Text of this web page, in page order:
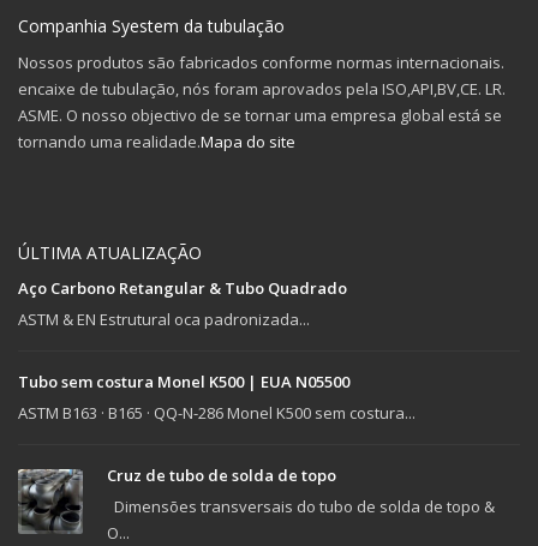
Companhia Syestem da tubulação
Nossos produtos são fabricados conforme normas internacionais.
encaixe de tubulação, nós foram aprovados pela ISO,API,BV,CE. LR.
ASME. O nosso objectivo de se tornar uma empresa global está se
tornando uma realidade.Mapa do site
ÚLTIMA ATUALIZAÇÃO
Aço Carbono Retangular & Tubo Quadrado
ASTM & EN Estrutural oca padronizada...
Tubo sem costura Monel K500 | EUA N05500
ASTM B163 · B165 · QQ-N-286 Monel K500 sem costura...
Cruz de tubo de solda de topo
Dimensões transversais do tubo de solda de topo &
O...